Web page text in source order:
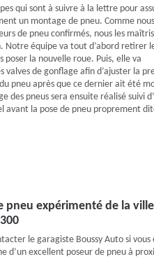
qui sont à suivre à la lettre pour
un montage de pneu. Comme nous
de pneu confirmés, nous les
Notre équipe va tout d’abord retirer
poser la nouvelle roue. Puis, elle va
valves de gonflage afin d’ajuster la
pneu après que ce dernier ait été
des pneus sera ensuite réalisé suivi
avant la pose de pneu proprement
pneu expérimenté de la
le garagiste Boussy Auto si vous
d’un excellent poseur de pneu à